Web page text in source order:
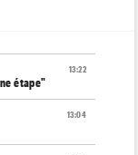
13:22
étape"
13:04